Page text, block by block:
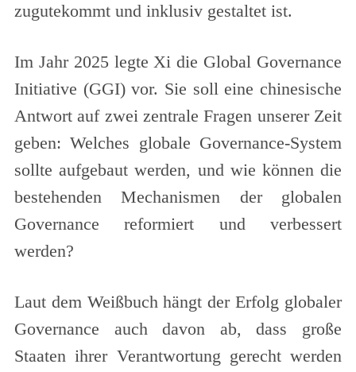
zugutekommt und inklusiv gestaltet ist.
Im Jahr 2025 legte Xi die Global Governance
Initiative (GGI) vor. Sie soll eine chinesische
Antwort auf zwei zentrale Fragen unserer Zeit
geben: Welches globale Governance-System
sollte aufgebaut werden, und wie können die
bestehenden Mechanismen der globalen
Governance reformiert und verbessert
werden?
Laut dem Weißbuch hängt der Erfolg globaler
Governance auch davon ab, dass große
Staaten ihrer Verantwortung gerecht werden